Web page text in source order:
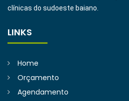
clínicas do sudoeste baiano.
LINKS
Home
Orçamento
Agendamento